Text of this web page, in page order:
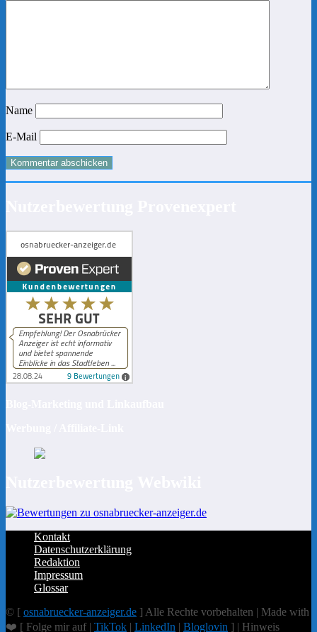
Name
E-Mail
Kontakt
Datenschutzerklärung
Redaktion
Impressum
Glossar
© [ osnabruecker-anzeiger.de ] Alle Rechte vorbehalten | Made with
❤️ [ Folge mir auf | TikTok | LinkedIn | Bloglovin ] | Hinweis